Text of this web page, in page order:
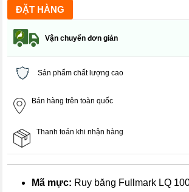
Vận chuyển đơn giản
Sản phẩm chất lượng cao
Bán hàng trên toàn quốc
Thanh toán khi nhận hàng
Mã mực: Ruy băng Fullmark LQ